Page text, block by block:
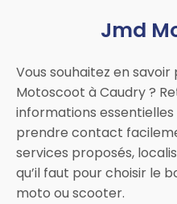
Jmd
Vous souhaitez en
Motoscoot à Caudry ?
informations
prendre contact
services proposés,
qu’il faut pour choisir le
moto ou scooter.